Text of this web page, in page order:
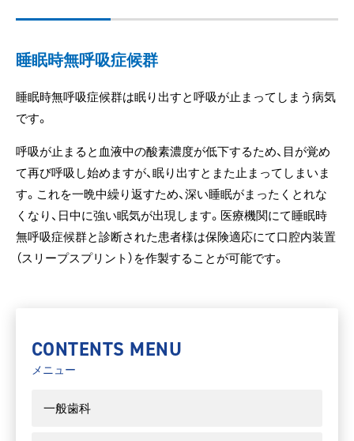
睡眠時無呼吸症候群
睡眠時無呼吸症候群は眠り出すと呼吸が止まってしまう病気
です。
呼吸が止まると血液中の酸素濃度が低下するため、目が覚め
て再び呼吸し始めますが、眠り出すとまた止まってしまいま
す。これを一晩中繰り返すため、深い睡眠がまったくとれな
くなり、日中に強い眠気が出現します。医療機関にて睡眠時
無呼吸症候群と診断された患者様は保険適応にて口腔内装置
（スリープスプリント）を作製することが可能です。
CONTENTS MENU
メニュー
一般歯科